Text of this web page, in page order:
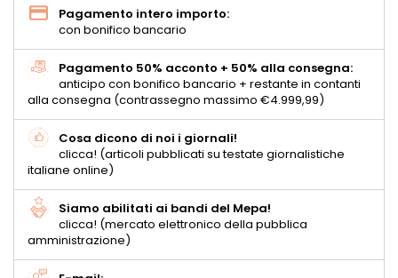
Pagamento intero importo:
con bonifico bancario
Pagamento 50% acconto + 50% alla consegna:
anticipo con bonifico bancario + restante in contanti
alla consegna (contrassegno massimo €4.999,99)
Cosa dicono di noi i giornali!
clicca! (articoli pubblicati su testate giornalistiche
italiane online)
Siamo abilitati ai bandi del Mepa!
clicca! (mercato elettronico della pubblica
amministrazione)